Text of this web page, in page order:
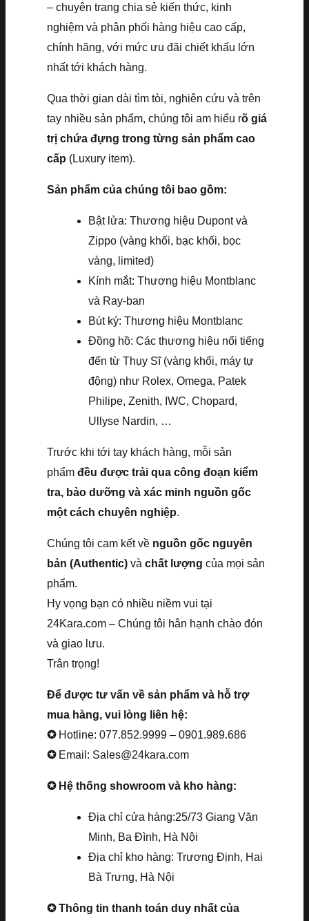
– chuyên trang chia sẻ kiến thức, kinh
nghiệm và phân phối hàng hiệu cao cấp,
chính hãng, với mức ưu đãi chiết khấu lớn
nhất tới khách hàng.
Qua thời gian dài tìm tòi, nghiên cứu và trên
tay nhiều sản phẩm, chúng tôi am hiểu rõ giá
trị chứa đựng trong từng sản phẩm cao
cấp (Luxury item).
Sản phẩm của chúng tôi bao gồm:
Bật lửa: Thương hiệu Dupont và
Zippo (vàng khối, bạc khối, bọc
vàng, limited)
Kính mắt: Thương hiệu Montblanc
và Ray-ban
Bút ký: Thương hiệu Montblanc
Đồng hồ: Các thương hiệu nổi tiếng
đến từ Thụy Sĩ (vàng khối, máy tự
động) như Rolex, Omega, Patek
Philipe, Zenith, IWC, Chopard,
Ullyse Nardin, …
Trước khi tới tay khách hàng, mỗi sản
phẩm đều được trải qua công đoạn kiểm
tra, bảo dưỡng và xác minh nguồn gốc
một cách chuyên nghiệp.
Chúng tôi cam kết về nguồn gốc nguyên
bản (Authentic) và chất lượng của mọi sản
phẩm.
Hy vọng bạn có nhiều niềm vui tại
24Kara.com – Chúng tôi hân hạnh chào đón
và giao lưu.
Trân trọng!
Để được tư vấn về sản phẩm và hỗ trợ
mua hàng, vui lòng liên hệ:
✪ Hotline: 077.852.9999 – 0901.989.686
✪ Email: Sales@24kara.com
✪ Hệ thống showroom và kho hàng:
Địa chỉ cửa hàng:25/73 Giang Văn
Minh, Ba Đình, Hà Nội
Địa chỉ kho hàng: Trương Định, Hai
Bà Trưng, Hà Nội
✪ Thông tin thanh toán duy nhất của